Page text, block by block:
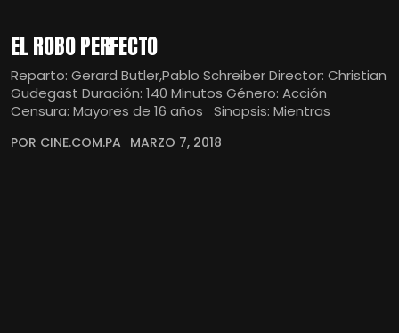
EL ROBO PERFECTO
Reparto: Gerard Butler,Pablo Schreiber Director: Christian
Gudegast Duración: 140 Minutos Género: Acción
Censura: Mayores de 16 años Sinopsis: Mientras
POR CINE.COM.PA MARZO 7, 2018